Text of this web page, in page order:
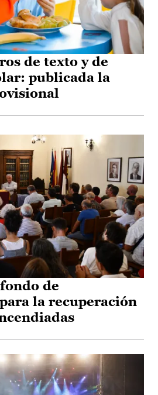
de texto y de
publicada la
de
la recuperación